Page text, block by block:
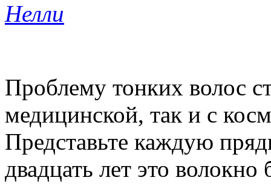
Нелли
Проблему тонких волос
медицинской, так и с
Представьте каждую
двадцать лет это